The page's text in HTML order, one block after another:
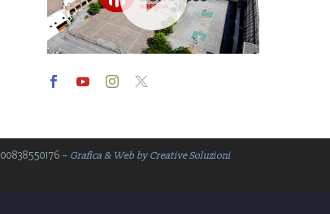
Player
– Grafica & Web by Creative Soluzioni